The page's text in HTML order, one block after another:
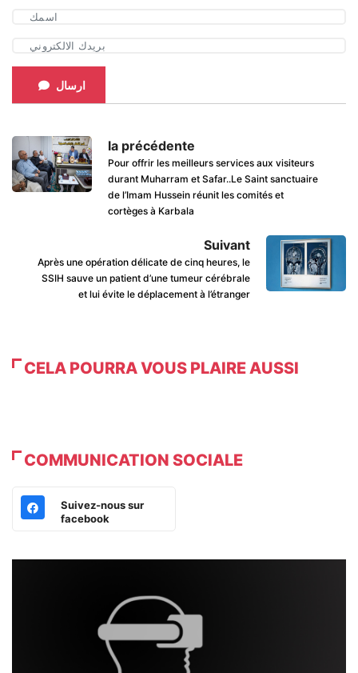
ارسال
la précédente
Pour offrir les meilleurs services aux visiteurs
durant Muharram et Safar..Le Saint sanctuaire
de l’Imam Hussein réunit les comités et
cortèges à Karbala
Suivant
Après une opération délicate de cinq heures, le
SSIH sauve un patient d’une tumeur cérébrale
et lui évite le déplacement à l’étranger
CELA POURRA VOUS PLAIRE AUSSI
COMMUNICATION SOCIALE
Suivez-nous sur
facebook